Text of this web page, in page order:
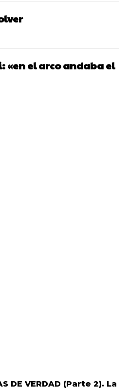
«en el arco andaba el
DE VERDAD (Parte 2). La